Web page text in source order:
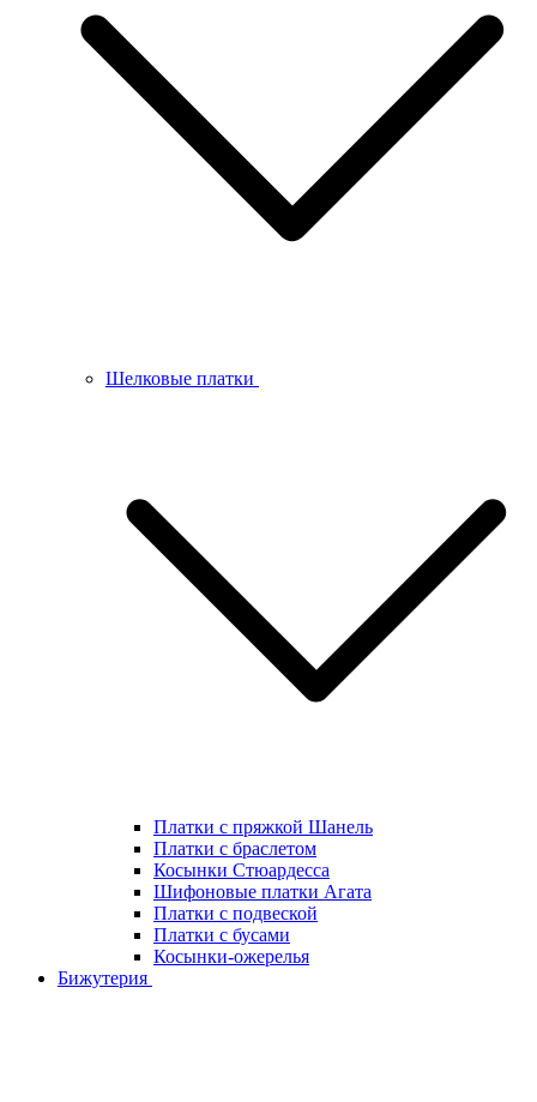
Шелковые платки
Платки с пряжкой Шанель
Платки с браслетом
Косынки Стюардесса
Шифоновые платки Агата
Платки с подвеской
Платки с бусами
Косынки-ожерелья
Бижутерия